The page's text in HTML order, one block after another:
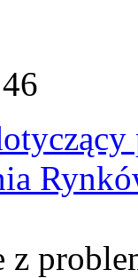
z